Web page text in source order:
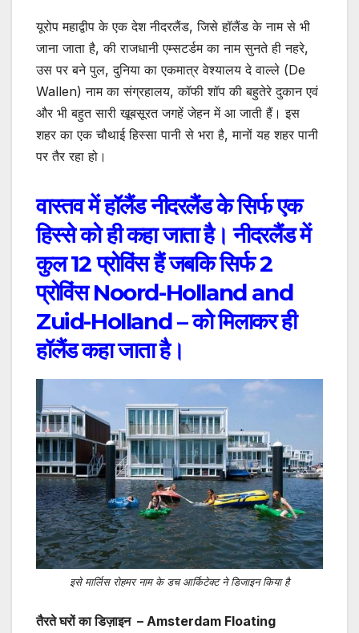
यूरोप महाद्वीप के एक देश नीदरलैंड, जिसे हॉलैंड के नाम से भी
जाना जाता है, की राजधानी एम्सटर्डम का नाम सुनते ही नहरे,
उस पर बने पुल, दुनिया का एकमात्र वेश्यालय दे वाल्ले (De
Wallen) नाम का संग्रहालय, कॉफी शॉप की बहुतेरे दुकान एवं
और भी बहुत सारी खूबसूरत जगहें जेहन में आ जाती हैं। इस
शहर का एक चौथाई हिस्सा पानी से भरा है, मानों यह शहर पानी
पर तैर रहा हो।
वास्तव में हॉलैंड नीदरलैंड के सिर्फ एक
हिस्से को ही कहा जाता है। नीदरलैंड में
कुल 12 प्रोविंस हैं जबकि सिर्फ 2
प्रोविंस Noord-Holland and
Zuid-Holland – को मिलाकर ही
हॉलैंड कहा जाता है।
इसे मार्लिस रोहमर नाम के डच आर्किटेक्ट ने डिजाइन किया है
तैरते घरों का डिज़ाइन – Amsterdam Floating